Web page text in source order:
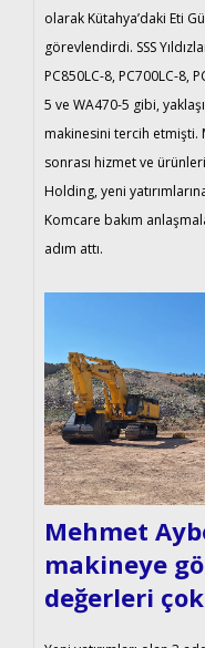
olarak Kütahya’daki Eti
görevlendirdi. SSS
PC850LC-8, PC700LC-8,
5 ve WA470-5 gibi,
makinesini tercih etmişti.
sonrası hizmet ve
Holding, yeni
Komcare bakım
adım attı.
Mehmet
makineye
değerleri